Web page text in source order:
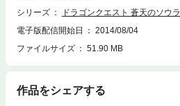
シリーズ
ドラゴンクエスト 蒼天のソウラ
電子版配信開始日
2014/08/04
ファイルサイズ
51.90 MB
作品をシェアする